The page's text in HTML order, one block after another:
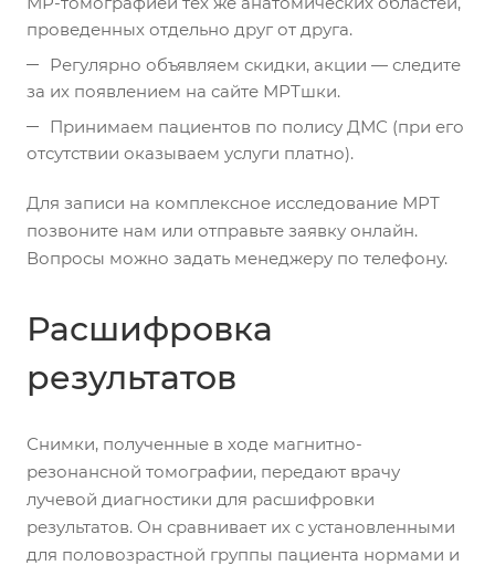
проведенных отдельно друг от друга.
Регулярно объявляем скидки, акции — следите
за их появлением на сайте МРТшки.
Принимаем пациентов по полису ДМС (при его
отсутствии оказываем услуги платно).
Для записи на комплексное исследование МРТ
позвоните нам или отправьте заявку онлайн.
Вопросы можно задать менеджеру по телефону.
Расшифровка
результатов
Снимки, полученные в ходе магнитно-
резонансной томографии, передают врачу
лучевой диагностики для расшифровки
результатов. Он сравнивает их с установленными
для половозрастной группы пациента нормами и